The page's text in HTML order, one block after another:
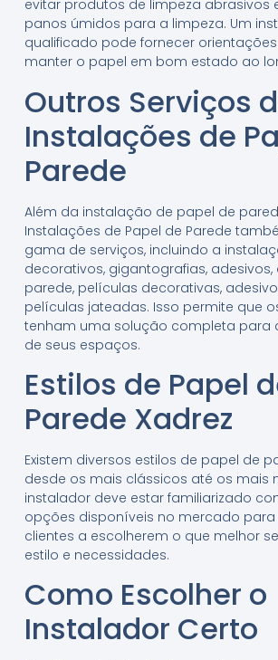
evitar produtos de limpeza abrasivos
panos úmidos para a limpeza. Um
qualificado pode fornecer
manter o papel em bom estado ao
Outros Serviços
Instalações de
Parede
Além da instalação de papel de
Instalações de Papel de Parede
gama de serviços, incluindo a
decorativos, gigantografias, adesivos,
parede, películas decorativas,
películas jateadas. Isso permite que
tenham uma solução completa para
de seus espaços.
Estilos de Papel
Parede Xadrez
Existem diversos estilos de papel de
desde os mais clássicos até os mais
instalador deve estar familiarizado
opções disponíveis no mercado para
clientes a escolherem o que melhor
estilo e necessidades.
Como Escolher o
Instalador Certo